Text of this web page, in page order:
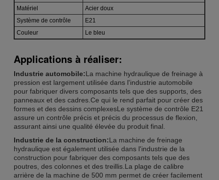
Matériel
Acier doux
Système de contrôle
E21
Couleur
Le bleu
Applications à réaliser:
Industrie automobile:La machine hydraulique de freinage à
pression est largement utilisée dans l'industrie automobile
pour fabriquer divers composants tels que des supports, des
panneaux et des cadres.Ce qui le rend parfait pour créer des
formes et des dessins complexesLe système de contrôle E21
assure un contrôle précis et précis du processus de flexion,
assurant ainsi une qualité élevée du produit final.
Industrie de la construction:La machine de freinage
hydraulique est également utilisée dans l'industrie de la
construction pour fabriquer des composants tels que des
poutres, des colonnes et des treillis.La plage de calibre
arrière de la machine de 500 mm permet de créer facilement